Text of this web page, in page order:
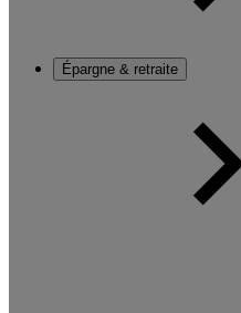
Épargne & retraite